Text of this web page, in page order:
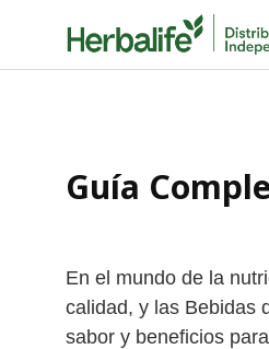
Guía
En el mundo de la
calidad, y las Bebidas
sabor y beneficios